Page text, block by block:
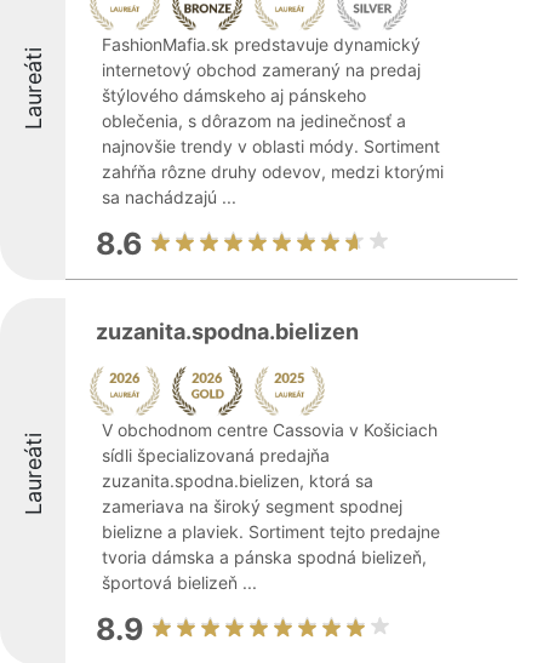
Laureáti
FashionMafia.sk predstavuje dynamický
internetový obchod zameraný na predaj
štýlového dámskeho aj pánskeho
oblečenia, s dôrazom na jedinečnosť a
najnovšie trendy v oblasti módy. Sortiment
zahŕňa rôzne druhy odevov, medzi ktorými
sa nachádzajú ...
8.6
Laureáti
zuzanita.spodna.bielizen
V obchodnom centre Cassovia v Košiciach
sídli špecializovaná predajňa
zuzanita.spodna.bielizen, ktorá sa
zameriava na široký segment spodnej
bielizne a plaviek. Sortiment tejto predajne
tvoria dámska a pánska spodná bielizeň,
športová bielizeň ...
8.9